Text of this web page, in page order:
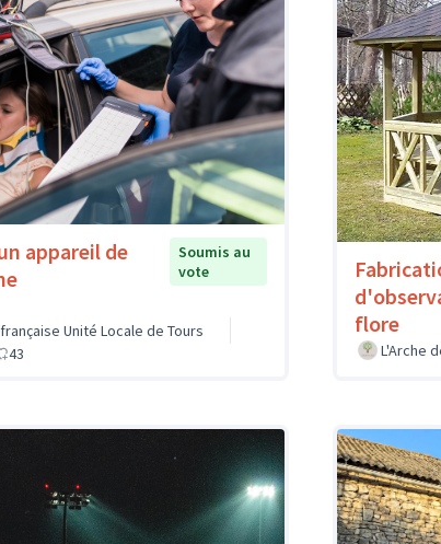
appareil de
Soumis au
vote
Unité Locale de Tours
43
flore
L'Arche